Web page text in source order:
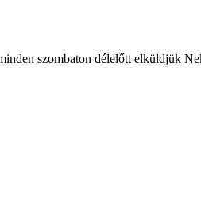
szombaton délelőtt elküldjük